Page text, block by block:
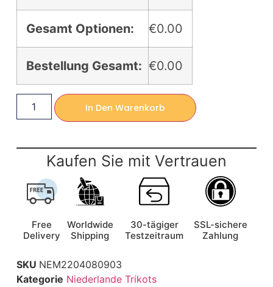
Gesamt Optionen: €0.00
Bestellung Gesamt: €0.00
In Den Warenkorb
Kaufen Sie mit Vertrauen
Free
Delivery
Worldwide
Shipping
30-tägiger
Testzeitraum
SSL-sichere
Zahlung
SKU NEM2204080903
Kategorie Niederlande Trikots